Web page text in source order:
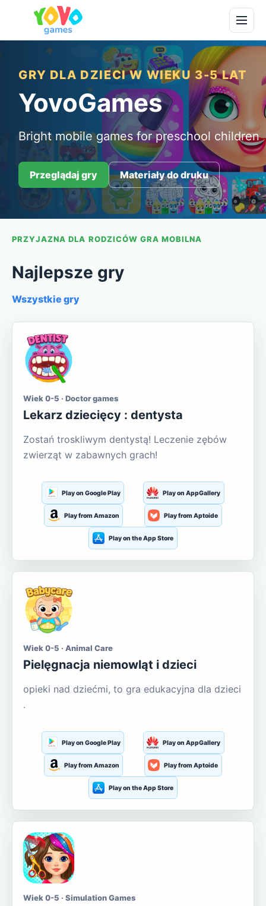
GRY DLA DZIECI W WIEKU 3-5 LAT
YovoGames
Bright mobile games for preschool children
Przeglądaj gry Materiały do druku
PRZYJAZNA DLA RODZICÓW GRA MOBILNA
Najlepsze gry
Wszystkie gry
Wiek 0-5 · Doctor games
Lekarz dziecięcy : dentysta
Zostań troskliwym dentystą! Leczenie zębów
zwierząt w zabawnych grach!
Play on Google Play Play on AppGallery
Play from Amazon Play from Aptoide
Play on the App Store
Wiek 0-5 · Animal Care
Pielęgnacja niemowląt i dzieci
opieki nad dziećmi, to gra edukacyjna dla dzieci
.
Play on Google Play Play on AppGallery
Play from Amazon Play from Aptoide
Play on the App Store
Wiek 0-5 · Simulation Games